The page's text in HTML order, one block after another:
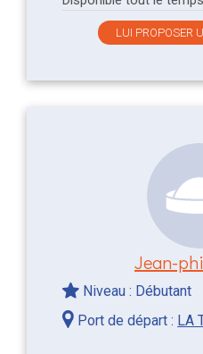
LUI PROPOSER
Jean-
Niveau : Débutant
Port de départ : LA